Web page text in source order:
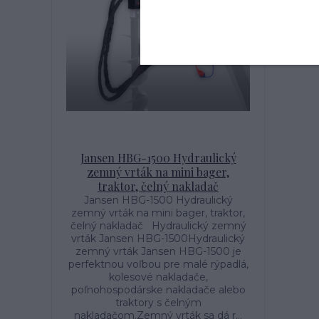
Jansen HBG-1500 Hydraulický
zemný vrták na mini bager,
traktor, čelný nakladač
Jansen HBG-1500 Hydraulický
zemný vrták na mini bager, traktor,
čelný nakladač Hydraulický zemný
vrták Jansen HBG-1500Hydraulický
zemný vrták Jansen HBG-1500 je
perfektnou voľbou pre malé rýpadlá,
kolesové nakladače,
poľnohospodárske nakladače alebo
traktory s čelným
nakladačom.Zemný vrták sa dá r...